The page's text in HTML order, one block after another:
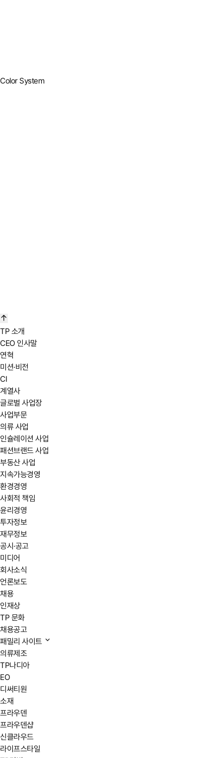
Color System
Pantone 877c
Pantone 873c
Pantone 10407c
TP 소개
CEO 인사말
연혁
미션·비전
CI
계열사
글로벌 사업장
사업부문
의류 사업
인슐레이션 사업
패션브랜드 사업
부동산 사업
지속가능경영
환경경영
사회적 책임
윤리경영
투자정보
재무정보
공시·공고
미디어
회사소식
언론보도
채용
인재상
TP 문화
채용공고
패밀리 사이트
의류제조
TP나디아
EO
디써티원
소재
프라우덴
프라우덴샵
신클라우드
라이프스타일